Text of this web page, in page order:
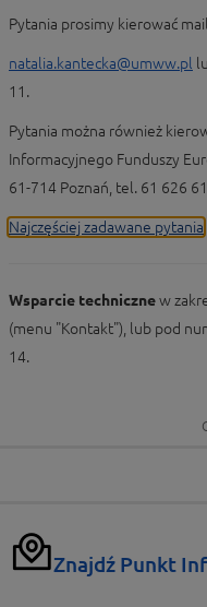
Pytania prosimy kierować
natalia.kantecka@umww.pl
11.
Pytania można również
Informacyjnego Funduszy
61-714 Poznań, tel. 61 626
Najczęściej zadawane pytania
Wsparcie technicznew
(menu "Kontakt"), lub pod
14.
Znajdź Punkt